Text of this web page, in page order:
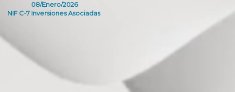
08/Enero/2026
NIF C-7 Inversiones Asociadas